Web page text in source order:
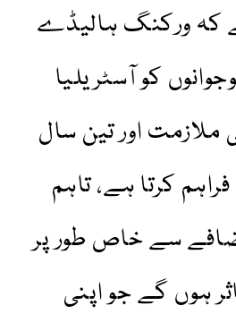
کہ ورکنگ ہالیڈے
کو آسٹریلیا
اور تین سال
کرتا ہے، تاہم
سے خاص طور پر
ہوں گے جو اپنی